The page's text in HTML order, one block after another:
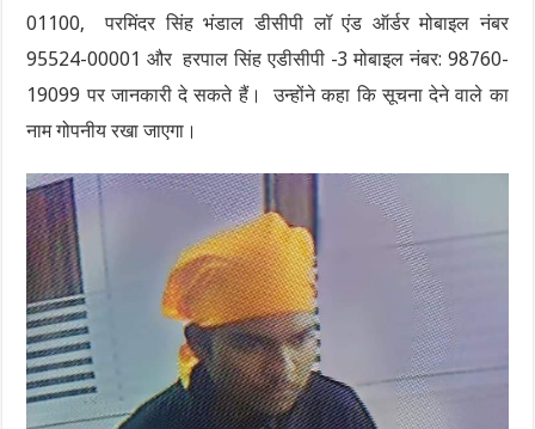
01100, परमिंदर सिंह भंडाल डीसीपी लॉ एंड ऑर्डर मोबाइल नंबर
95524-00001 और हरपाल सिंह एडीसीपी -3 मोबाइल नंबर: 98760-
19099 पर जानकारी दे सकते हैं। उन्होंने कहा कि सूचना देने वाले का
नाम गोपनीय रखा जाएगा।